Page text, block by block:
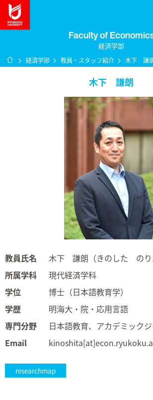
Faculty of
経済学部
ホーム
経済学部 教員・スタッフ紹介 木下 謙
木下 謙朗
教員氏名
木下 謙朗（きのした のり
所属学科
現代経済学科
学位
博士（日本語教育学）
学歴
明海大・院・応用言語
専門分野
日本語教育、アカデミック
Email
researchmap